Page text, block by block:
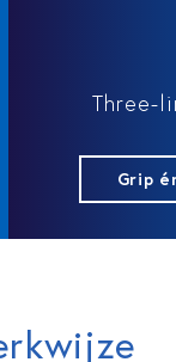
Three-
Grip